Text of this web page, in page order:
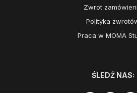
Zwrot
Polityka
Praca w MOMA
ŚLEDŹ NAS: